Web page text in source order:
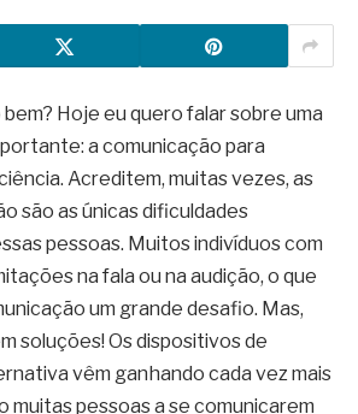
bem? Hoje eu quero falar sobre uma
a comunicação para
Acreditem, muitas vezes, as
são as únicas dificuldades
pessoas. Muitos indivíduos com
na fala ou na audição, o que
um grande desafio. Mas,
soluções! Os dispositivos de
vêm ganhando cada vez mais
muitas pessoas a se comunicarem